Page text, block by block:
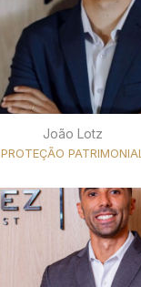
João Lotz
PROTEÇÃO PATRIMONIAL